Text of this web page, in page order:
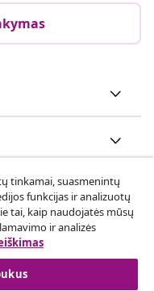
tinkamai, suasmenintų
funkcijas ir analizuotų
tai, kaip naudojatės mūsų
ir analizės